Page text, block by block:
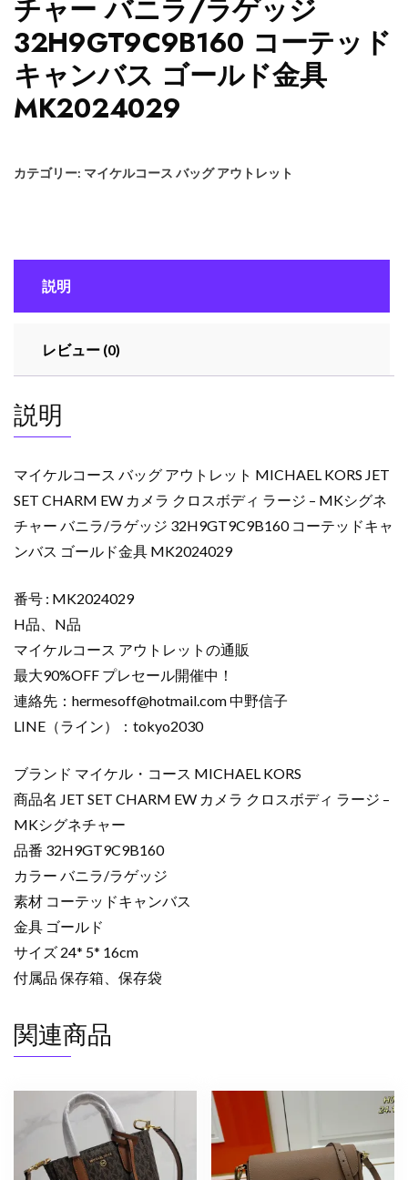
チャー バニラ/ラゲッジ
32H9GT9C9B160 コーテッド
キャンバス ゴールド金具
MK2024029
カテゴリー: マイケルコース バッグ アウトレット
説明
レビュー (0)
説明
マイケルコース バッグ アウトレット MICHAEL KORS JET
SET CHARM EW カメラ クロスボディ ラージ – MKシグネ
チャー バニラ/ラゲッジ 32H9GT9C9B160 コーテッドキャ
ンバス ゴールド金具 MK2024029
番号 : MK2024029
H品、N品
マイケルコース アウトレットの通販
最大90%OFF プレセール開催中！
連絡先： hermesoff@hotmail.com中野信子
LINE（ライン）：tokyo2030
ブランド マイケル・コース MICHAEL KORS
商品名 JET SET CHARM EW カメラ クロスボディ ラージ –
MKシグネチャー
品番 32H9GT9C9B160
カラー バニラ/ラゲッジ
素材 コーテッドキャンバス
金具 ゴールド
サイズ 24* 5* 16cm
付属品 保存箱、保存袋
関連商品